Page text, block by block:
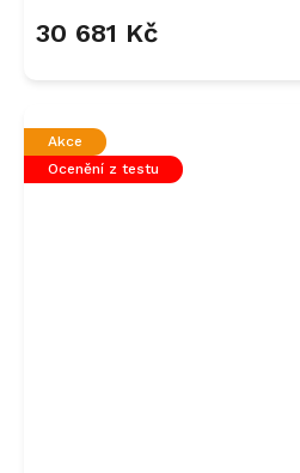
30 681 Kč
Akce
Ocenění z testu